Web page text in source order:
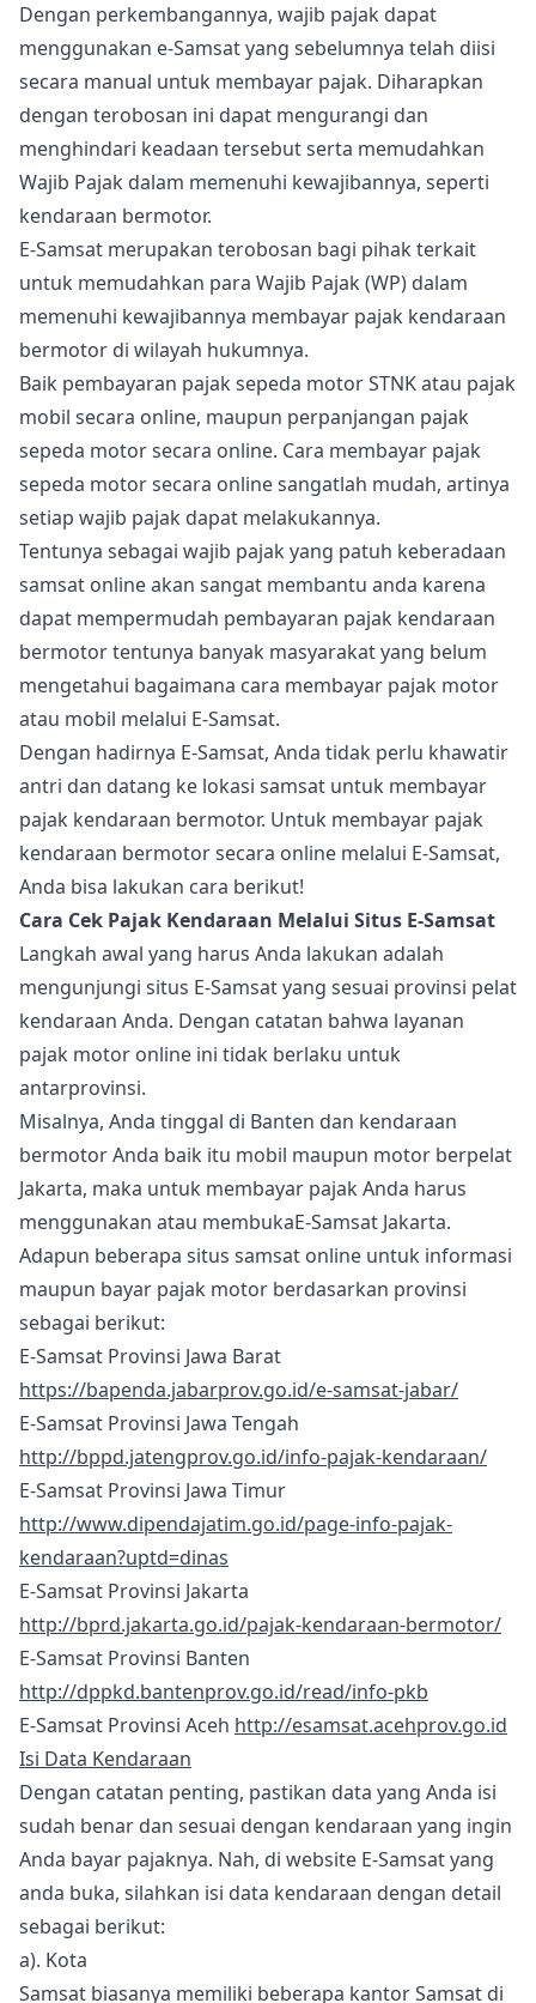
Dengan perkembangannya, wajib pajak dapat
menggunakan e-Samsat yang sebelumnya telah diisi
secara manual untuk membayar pajak. Diharapkan
dengan terobosan ini dapat mengurangi dan
menghindari keadaan tersebut serta memudahkan
Wajib Pajak dalam memenuhi kewajibannya, seperti
kendaraan bermotor.
E-Samsat merupakan terobosan bagi pihak terkait
untuk memudahkan para Wajib Pajak (WP) dalam
memenuhi kewajibannya membayar pajak kendaraan
bermotor di wilayah hukumnya.
Baik pembayaran pajak sepeda motor STNK atau pajak
mobil secara online, maupun perpanjangan pajak
sepeda motor secara online. Cara membayar pajak
sepeda motor secara online sangatlah mudah, artinya
setiap wajib pajak dapat melakukannya.
Tentunya sebagai wajib pajak yang patuh keberadaan
samsat online akan sangat membantu anda karena
dapat mempermudah pembayaran pajak kendaraan
bermotor tentunya banyak masyarakat yang belum
mengetahui bagaimana cara membayar pajak motor
atau mobil melalui E-Samsat.
Dengan hadirnya E-Samsat, Anda tidak perlu khawatir
antri dan datang ke lokasi samsat untuk membayar
pajak kendaraan bermotor. Untuk membayar pajak
kendaraan bermotor secara online melalui E-Samsat,
Anda bisa lakukan cara berikut!
Cara Cek Pajak Kendaraan Melalui Situs E-Samsat
Langkah awal yang harus Anda lakukan adalah
mengunjungi situs E-Samsat yang sesuai provinsi pelat
kendaraan Anda. Dengan catatan bahwa layanan
pajak motor online ini tidak berlaku untuk
antarprovinsi.
Misalnya, Anda tinggal di Banten dan kendaraan
bermotor Anda baik itu mobil maupun motor berpelat
Jakarta, maka untuk membayar pajak Anda harus
menggunakan atau membukaE-Samsat Jakarta.
Adapun beberapa situs samsat online untuk informasi
maupun bayar pajak motor berdasarkan provinsi
sebagai berikut:
E-Samsat Provinsi Jawa Barat
https://bapenda.jabarprov.go.id/e-samsat-jabar/
E-Samsat Provinsi Jawa Tengah
http://bppd.jatengprov.go.id/info-pajak-kendaraan/
E-Samsat Provinsi Jawa Timur
http://www.dipendajatim.go.id/page-info-pajak-
kendaraan?uptd=dinas
E-Samsat Provinsi Jakarta
http://bprd.jakarta.go.id/pajak-kendaraan-bermotor/
E-Samsat Provinsi Banten
http://dppkd.bantenprov.go.id/read/info-pkb
E-Samsat Provinsi Aceh http://esamsat.acehprov.go.id
Isi Data Kendaraan
Dengan catatan penting, pastikan data yang Anda isi
sudah benar dan sesuai dengan kendaraan yang ingin
Anda bayar pajaknya. Nah, di website E-Samsat yang
anda buka, silahkan isi data kendaraan dengan detail
sebagai berikut:
a). Kota
Samsat biasanya memiliki beberapa kantor Samsat di